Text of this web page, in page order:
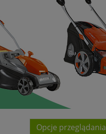
Opcje przeglądania